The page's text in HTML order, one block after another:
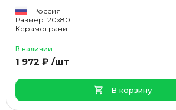
Россия
Размер: 20x80
Керамогранит
В наличии
1 972 ₽ /шт
В корзину